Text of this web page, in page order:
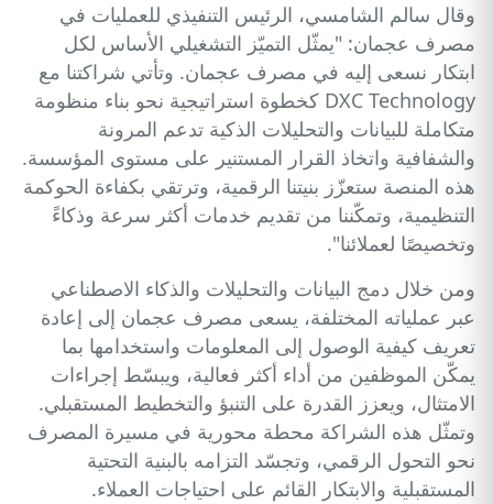
وقال سالم الشامسي، الرئيس التنفيذي للعمليات في
مصرف عجمان: "يمثّل التميّز التشغيلي الأساس لكل
ابتكار نسعى إليه في مصرف عجمان. وتأتي شراكتنا مع
DXC Technology كخطوة استراتيجية نحو بناء منظومة
متكاملة للبيانات والتحليلات الذكية تدعم المرونة
والشفافية واتخاذ القرار المستنير على مستوى المؤسسة.
هذه المنصة ستعزّز بنيتنا الرقمية، وترتقي بكفاءة الحوكمة
التنظيمية، وتمكّننا من تقديم خدمات أكثر سرعة وذكاءً
وتخصيصًا لعملائنا".
ومن خلال دمج البيانات والتحليلات والذكاء الاصطناعي
عبر عملياته المختلفة، يسعى مصرف عجمان إلى إعادة
تعريف كيفية الوصول إلى المعلومات واستخدامها بما
يمكّن الموظفين من أداء أكثر فعالية، ويبسّط إجراءات
الامتثال، ويعزز القدرة على التنبؤ والتخطيط المستقبلي.
وتمثّل هذه الشراكة محطة محورية في مسيرة المصرف
نحو التحول الرقمي، وتجسّد التزامه بالبنية التحتية
المستقبلية والابتكار القائم على احتياجات العملاء.